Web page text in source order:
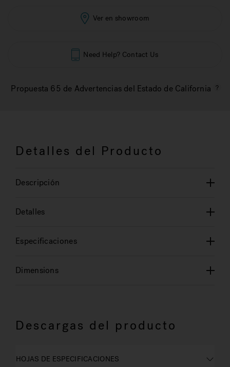
Ver en showroom
Need Help? Contact Us
Propuesta 65 de Advertencias del Estado de California
Detalles del Producto
Descripción
Detalles
Especificaciones
Dimensions
Descargas del producto
HOJAS DE ESPECIFICACIONES